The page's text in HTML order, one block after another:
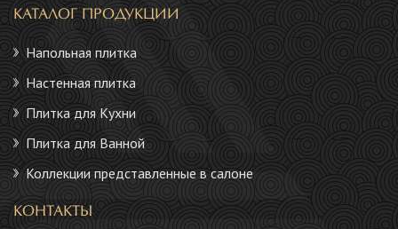
КАТАЛОГ ПРОДУКЦИИ
Напольная плитка
Настенная плитка
Плитка для Кухни
Плитка для Ванной
Коллекции представленные в салоне
КОНТАКТЫ